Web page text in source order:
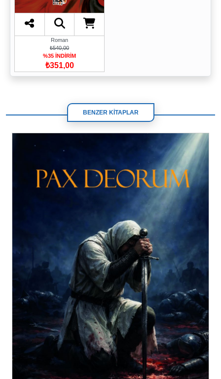
Roman
₺540,00
%35 İNDİRİM
₺351,00
BENZER KİTAPLAR